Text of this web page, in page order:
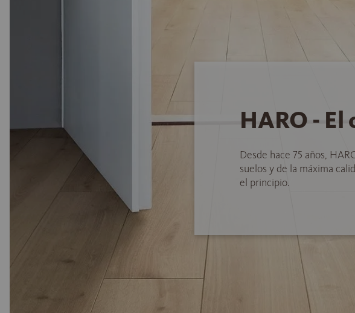
HARO -
Desde hace 75 años,
suelos y de la máxima
el principio.